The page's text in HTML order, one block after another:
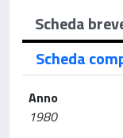
Scheda
Scheda
Anno
1980